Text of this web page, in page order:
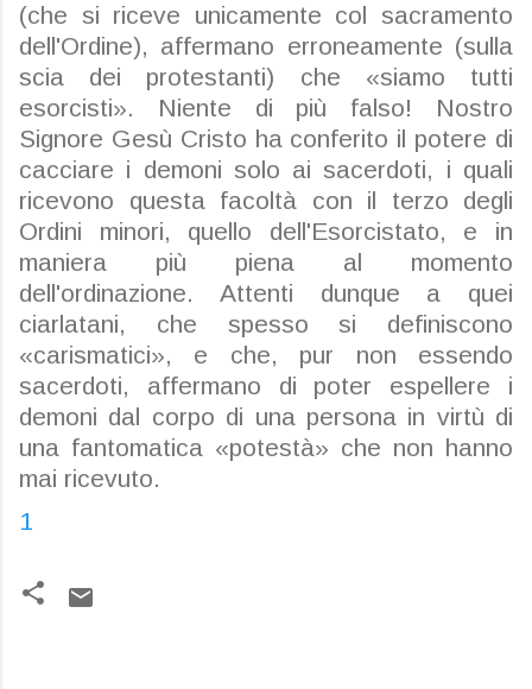
(che si riceve unicamente col sacramento
dell'Ordine), affermano erroneamente (sulla
scia dei protestanti) che «siamo tutti
esorcisti». Niente di più falso! Nostro
Signore Gesù Cristo ha conferito il potere di
cacciare i demoni solo ai sacerdoti, i quali
ricevono questa facoltà con il terzo degli
Ordini minori, quello dell'Esorcistato, e in
maniera più piena al momento
dell'ordinazione. Attenti dunque a quei
ciarlatani, che spesso si definiscono
«carismatici», e che, pur non essendo
sacerdoti, affermano di poter espellere i
demoni dal corpo di una persona in virtù di
una fantomatica «potestà» che non hanno
mai ricevuto.
1